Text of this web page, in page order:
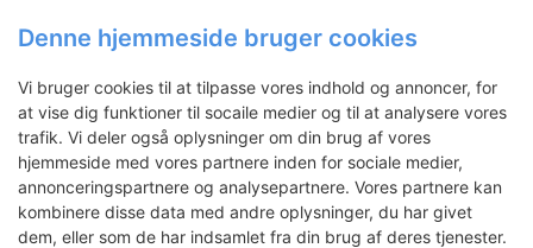
En moderne snedkerstol
Kathrine Segel
Faciliteter
Denne hjemmeside bruger cookies
Vi bruger cookies til at tilpasse vores indhold og annoncer, for
at vise dig funktioner til socaile medier og til at analysere vores
trafik. Vi deler også oplysninger om din brug af vores
hjemmeside med vores partnere inden for sociale medier,
annonceringspartnere og analysepartnere. Vores partnere kan
kombinere disse data med andre oplysninger, du har givet
dem, eller som de har indsamlet fra din brug af deres tjenester.